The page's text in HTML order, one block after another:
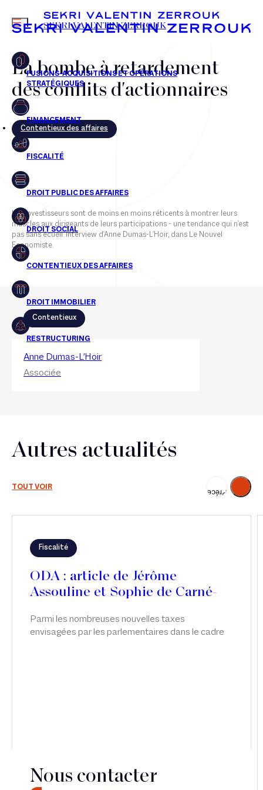
FR EN
MENU SEKRI VALENTIN ZERROUK
La bombe à retardement
des conflits d'actionnaires
Contentieux des affaires
Les investisseurs sont de moins en moins réticents à montrer leurs
muscles aux dirigeants de leurs participations - une tendance qui n'est
pas sans écueil. Interview d'Anne Dumas-L'Hoir, dans Le Nouvel
Economiste.
Contentieux
Anne Dumas-L'Hoir
Associée
Autres actualités
TOUT VOIR
Précédent
Suivant
Fiscalité
Parmi les nombreuses nouvelles taxes
envisagées par les parlementaires dans le cadre
ODA : article de Jérôme
Assouline et Sophie de Carné-
Nous contacter